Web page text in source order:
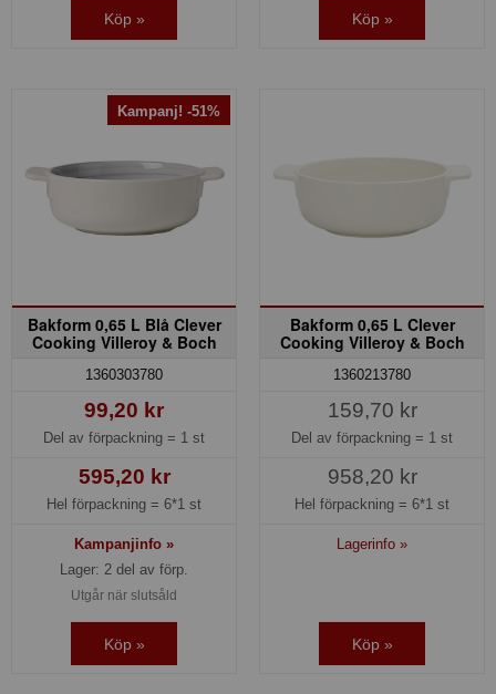
Köp » Köp »
Kampanj! -51%
Bakform 0,65 L Blå Clever
Cooking Villeroy & Boch
1360303780
99,20 kr
Del av förpackning = 1 st
595,20 kr
Hel förpackning = 6*1 st
Kampanjinfo »
Lager: 2 del av förp.
Utgår när slutsåld
Köp »
Bakform 0,65 L Clever
Cooking Villeroy & Boch
1360213780
159,70 kr
Del av förpackning = 1 st
958,20 kr
Hel förpackning = 6*1 st
Lagerinfo »
Köp »